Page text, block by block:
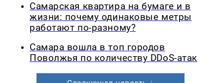
Самарская квартира на бумаге и в
жизни: почему одинаковые метры
работают по-разному?
Самара вошла в топ городов
Поволжья по количеству DDoS-атак